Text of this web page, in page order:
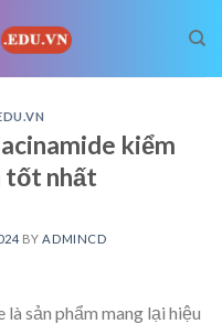
kiểm
tốt nhất
BY ADMINCD
sản phẩm mang lại hiệu